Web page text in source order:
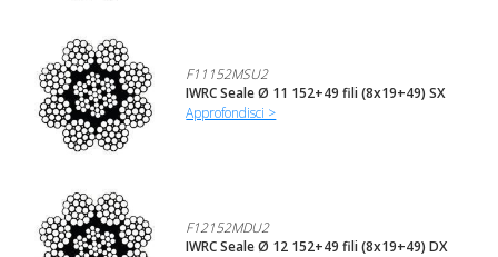
F11152MSU2
IWRC Seale Ø 11 152+49 fili (8x19+49) SX
Approfondisci >
F12152MDU2
IWRC Seale Ø 12 152+49 fili (8x19+49) DX